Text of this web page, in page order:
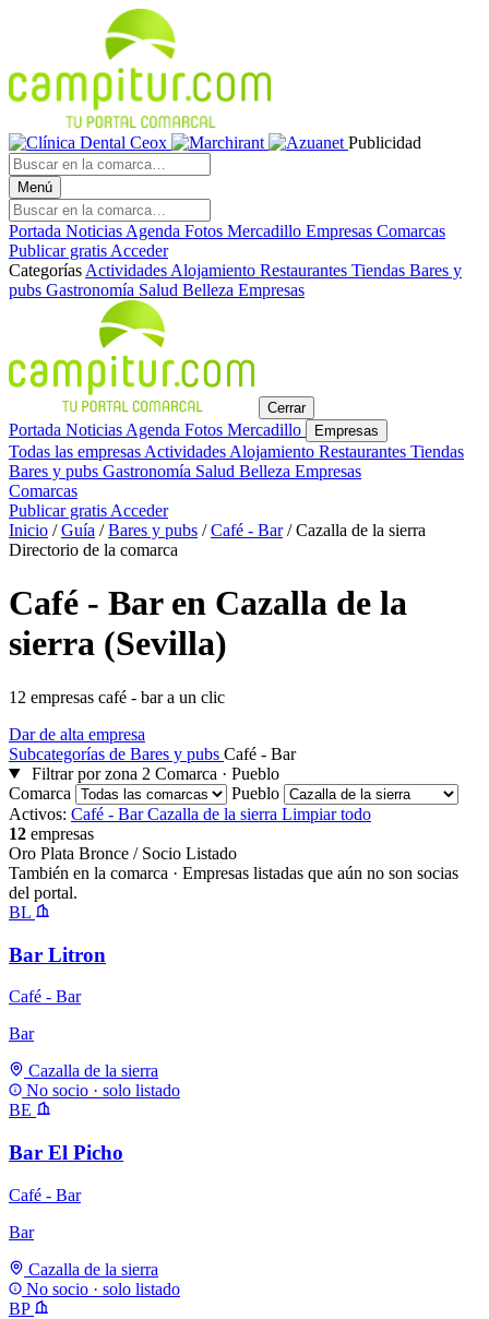
Publicidad
Menú
Portada Noticias Agenda Fotos Mercadillo Empresas Comarcas
Publicar gratis Acceder
Categorías Actividades Alojamiento Restaurantes Tiendas Bares y
pubs Gastronomía Salud Belleza Empresas
Cerrar
Portada Noticias Agenda Fotos Mercadillo Empresas
Todas las empresas Actividades Alojamiento Restaurantes Tiendas
Bares y pubs Gastronomía Salud Belleza Empresas
Comarcas
Publicar gratis Acceder
Inicio / Guía / Bares y pubs / Café - Bar / Cazalla de la sierra
Directorio de la comarca
Café - Bar en Cazalla de la
sierra (Sevilla)
12 empresas café - bar a un clic
Dar de alta empresa
Subcategorías de Bares y pubs Café - Bar
Filtrar por zona 2 Comarca · Pueblo
Comarca
Pueblo
Activos: Café - BarCazalla de la sierra Limpiar todo
12 empresas
Oro Plata Bronce / Socio Listado
También en la comarca · Empresas listadas que aún no son socias
del portal.
BL
Bar Litron
Café - Bar
Bar
Cazalla de la sierra
No socio · solo listado
BE
Bar El Picho
Café - Bar
Bar
Cazalla de la sierra
No socio · solo listado
BP